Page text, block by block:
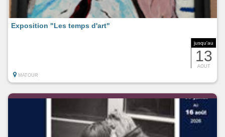
jusqu'au
13
AOUT
Exposition "Les temps d'art"
MATOUR